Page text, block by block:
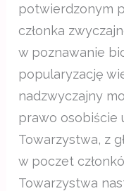
potwierdzonym
członka
w poznawanie
popularyzację
nadzwyczajny
prawo osobiście
Towarzystwa, z
w poczet
Towarzystwa